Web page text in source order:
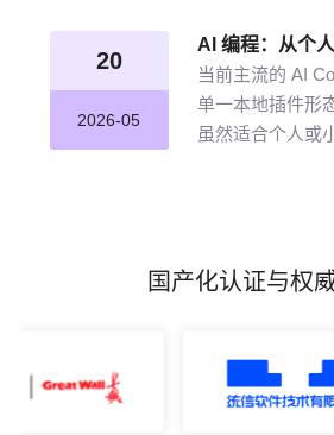
推理能力，打造
引擎，赋能企业
并应用。
20
2026-05
当前主流的 AI
单一本地插件形
虽然适合个人或
国产化认证与权